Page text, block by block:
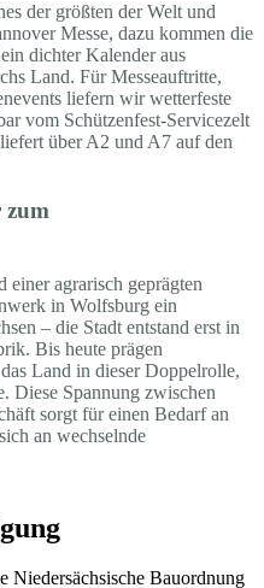
der größten der Welt und
Messe, dazu kommen die
dichter Kalender aus
Land. Für Messeauftritte,
liefern wir wetterfeste
vom Schützenfest-Servicezelt
über A2 und A7 auf den
zum
agrarisch geprägten
in Wolfsburg ein
– die Stadt entstand erst in
Bis heute prägen
Land in dieser Doppelrolle,
Diese Spannung zwischen
sorgt für einen Bedarf an
an wechselnde
Niedersächsische Bauordnung